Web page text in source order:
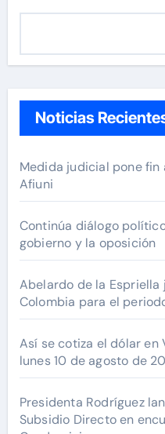
Noticias
Medida judicial pone fin
Afiuni
Continúa diálogo
gobierno y la oposición
Abelardo de la
Colombia para el
Así se cotiza el dólar en
lunes 10 de agosto de
Presidenta Rodríguez
Subsidio Directo en